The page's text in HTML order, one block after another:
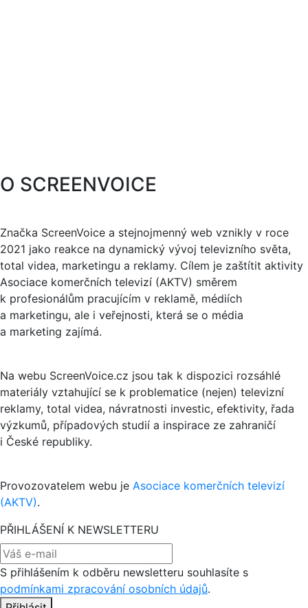
O SCREENVOICE
Značka ScreenVoice a stejnojmenný web vznikly v roce
2021 jako reakce na dynamický vývoj televizního světa,
total videa, marketingu a reklamy. Cílem je zaštítit aktivity
Asociace komerčních televizí (AKTV) směrem
k profesionálům pracujícím v reklamě, médiích
a marketingu, ale i veřejnosti, která se o média
a marketing zajímá.
Na webu ScreenVoice.cz jsou tak k dispozici rozsáhlé
materiály vztahující se k problematice (nejen) televizní
reklamy, total videa, návratnosti investic, efektivity, řada
výzkumů, případových studií a inspirace ze zahraničí
i České republiky.
Provozovatelem webu je Asociace komerčních televizí
(AKTV).
PŘIHLÁŠENÍ K NEWSLETTERU
S přihlášením k odběru newsletteru souhlasíte s
podmínkami zpracování osobních údajů.